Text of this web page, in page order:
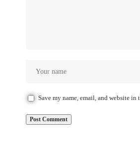
Save my name, email, and website